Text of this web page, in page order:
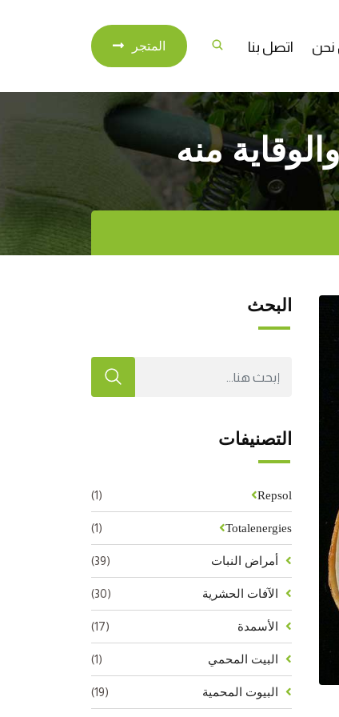
اتصل بنا المتجر
منه
البحث
التصنيفات
Repsol
(1)
Totalenergies
(1)
أمراض النبات (39)
الآفات الحشرية (30)
الأسمدة (17)
البيت المحمي (1)
البيوت المحمية (19)